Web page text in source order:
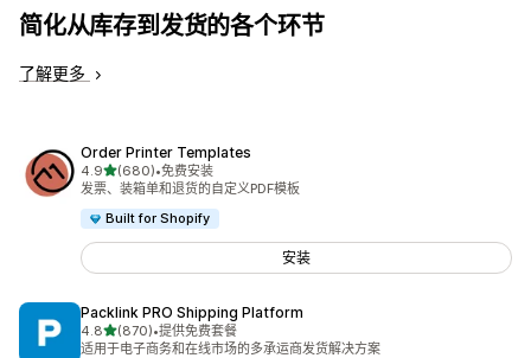
简化从库存到发货的各个环节
了解更多
Order Printer Templates
4.9星（满分 5 星）
(680)
总共 680 条评论
•免费安装
发票、装箱单和退货的自定义PDF模板
Built for Shopify
安装
Packlink PRO Shipping Platform
4.8星（满分 5 星）
(870)
总共 870 条评论
•提供免费套餐
适用于电子商务和在线市场的多承运商发货解决方案